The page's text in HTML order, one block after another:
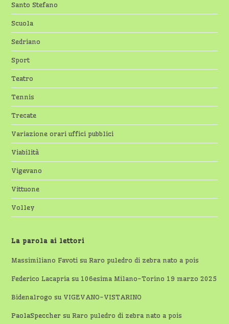
Santo Stefano
Scuola
Sedriano
Sport
Teatro
Tennis
Trecate
Variazione orari uffici pubblici
Viabilità
Vigevano
Vittuone
Volley
La parola ai lettori
Massimiliano Favoti suRaro puledro di zebra nato a pois
Federico Lacapria su 106esima Milano-Torino 19 marzo 2025
Bidenalrogo su VIGEVANO-VISTARINO
PaolaSpeccher suRaro puledro di zebra nato a pois